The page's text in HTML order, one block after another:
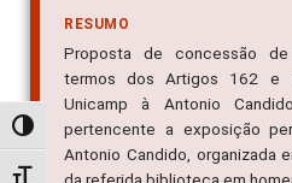
Alternar alto contraste
RESUMO
Proposta de concessão
termos dos Artigos 162 e
Unicamp à Antonio
pertencente a exposição
Antonio Candido, organizada